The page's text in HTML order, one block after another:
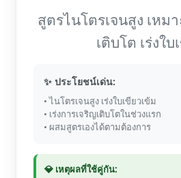
สูตรไนโตรเจนสูง เหม
เติบโต เร่งใ
✨ ประโยชน์เด่น:
• ไนโตรเจนสูง เร่งใบเขียวเข้ม
• เร่งการเจริญเติบโตในช่วงแรก
• ผสมสูตรเองได้ตามต้องการ
💎 เหตุผลที่ใช้คู่กัน: